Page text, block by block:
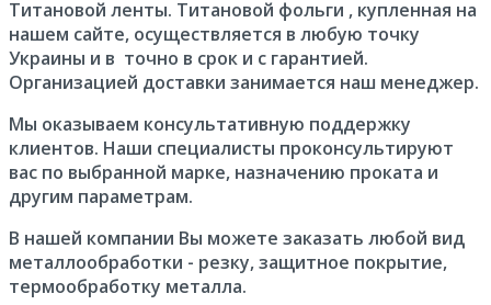
Титановой ленты. Титановой фольги , купленная на
нашем сайте, осуществляется в любую точку
Украины и в точно в срок и с гарантией.
Организацией доставки занимается наш менеджер.
Мы оказываем консультативную поддержку
клиентов. Наши специалисты проконсультируют
вас по выбранной марке, назначению проката и
другим параметрам.
В нашей компании Вы можете заказать любой вид
металлообработки - резку, защитное покрытие,
термообработку металла.